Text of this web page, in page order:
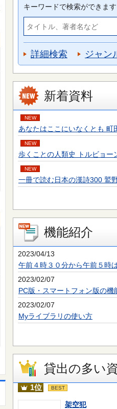
キーワードで検索ができます
詳細検索 ジャン
新着資料
NEW
あなたはここにいなくとも
NEW
歩くことの人類史 トルビョ
NEW
一冊で読む日本の漢詩300 鷲
機能紹介
2023/04/13
午前４時３０分から午前５時
2023/02/07
PC版・スマートフォン版の機
2023/02/07
Myライブラリの使い方
貸出の多い
1位 BEST
架空犯